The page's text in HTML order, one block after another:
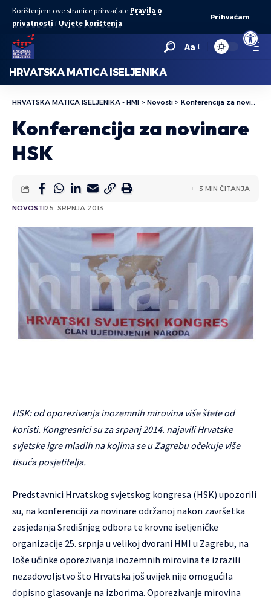
Open
Korištenjem ove stranice prihvaćate Pravila o
privatnosti i Uvjete korištenja.
Prihvaćam
Aa
HRVATSKA MATICA ISELJENIKA
HRVATSKA MATICA ISELJENIKA - HMI > Novosti > Konferencija za novinare HSK
Konferencija za novinare
HSK
NOVOSTI25. SRPNJA 2013.
3 MIN ČITANJA
HSK: od oporezivanja inozemnih mirovina više štete od
koristi. Kongresnici su za srpanj 2014. najavili Hrvatske
svjetske igre mladih na kojima se u Zagrebu očekuje više
tisuća posjetitelja.
Predstavnici Hrvatskog svjetskog kongresa (HSK) upozorili
su, na konferenciji za novinare održanoj nakon završetka
zasjedanja Središnjeg odbora te krovne iseljeničke
organizacije 25. srpnja u velikoj dvorani HMI u Zagrebu, na
loše učinke oporezivanja inozemnih mirovina te izrazili
nezadovoljstvo što Hrvatska još uvijek nije omogućila
dopisno glasovanje na izborima. Oporezivanje mirovina